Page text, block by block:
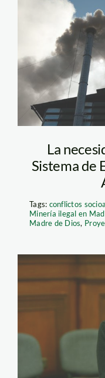
La
Sistema de
Tags: conflictos
Minería ilegal en
Madre de Dios,